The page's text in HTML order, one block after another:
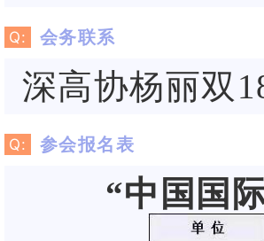
Q: 会务联系
深高协杨丽双
Q: 参会报名表
“中国 国